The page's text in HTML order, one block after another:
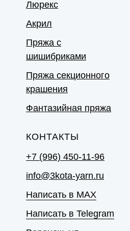
Люрекс
Акрил
Пряжа с
шишибриками
Пряжа секционного
крашения
Фантазийная пряжа
КОНТАКТЫ
+7 (996) 450-11-96
info@3kota-yarn.ru
Написать в MAX
Написать в Telegram